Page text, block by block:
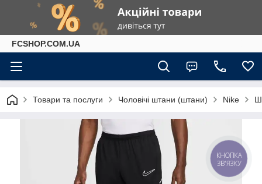
FCSHOP.COM.UA
Товари та послуги Чоловічі штани (штани) Nike
КНОПКА
ЗВ'ЯЗКУ